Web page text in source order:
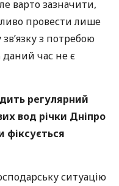
варто зазначити,
провести лише
з потребою
даний час не є
регулярний
вод річки Дніпро
фіксується
ситуацію